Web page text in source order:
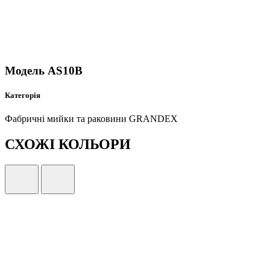
Модель AS10B
Категорія
Фабричні мийки та раковини GRANDEX
СХОЖІ КОЛЬОРИ